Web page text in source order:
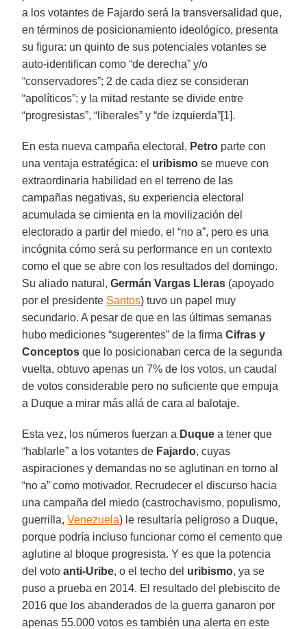
a los votantes de Fajardo será la transversalidad que,
en términos de posicionamiento ideológico, presenta
su figura: un quinto de sus potenciales votantes se
auto-identifican como “de derecha” y/o
“conservadores”; 2 de cada diez se consideran
“apolíticos”; y la mitad restante se divide entre
“progresistas”, “liberales” y “de izquierda”[1].
En esta nueva campaña electoral, Petro parte con
una ventaja estratégica: el uribismo se mueve con
extraordinaria habilidad en el terreno de las
campañas negativas, su experiencia electoral
acumulada se cimienta en la movilización del
electorado a partir del miedo, el “no a”, pero es una
incógnita cómo será su performance en un contexto
como el que se abre con los resultados del domingo.
Su aliado natural,Germán Vargas Lleras (apoyado
por el presidente Santos) tuvo un papel muy
secundario. A pesar de que en las últimas semanas
hubo mediciones “sugerentes” de la firmaCifras y
Conceptos que lo posicionaban cerca de la segunda
vuelta, obtuvo apenas un 7% de los votos, un caudal
de votos considerable pero no suficiente que empuja
a Duque a mirar más allá de cara al balotaje.
Esta vez, los números fuerzan a Duque a tener que
“hablarle” a los votantes de Fajardo, cuyas
aspiraciones y demandas no se aglutinan en torno al
“no a” como motivador. Recrudecer el discurso hacia
una campaña del miedo (castrochavismo, populismo,
guerrilla,Venezuela) le resultaría peligroso a Duque,
porque podría incluso funcionar como el cemento que
aglutine al bloque progresista. Y es que la potencia
del votoanti-Uribe, o el techo del uribismo, ya se
puso a prueba en 2014. El resultado del plebiscito de
2016 que los abanderados de la guerra ganaron por
apenas 55.000 votos es también una alerta en este